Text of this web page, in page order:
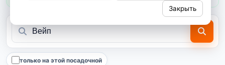
Закрыть
только на этой посадочной